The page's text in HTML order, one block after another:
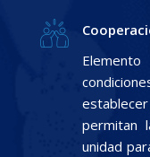
permitan
unidad